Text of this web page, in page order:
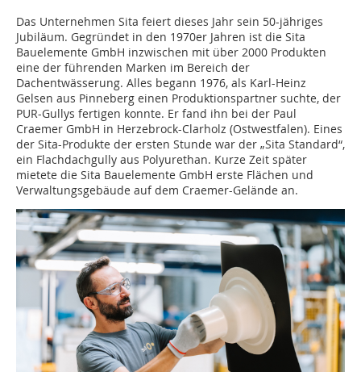
Das Unternehmen Sita feiert dieses Jahr sein 50-jähriges
Jubiläum. Gegründet in den 1970er Jahren ist die Sita
Bauelemente GmbH inzwischen mit über 2000 Produkten
eine der führenden Marken im Bereich der
Dachentwässerung. Alles begann 1976, als Karl-Heinz
Gelsen aus Pinneberg einen Produktionspartner suchte, der
PUR-Gullys fertigen konnte. Er fand ihn bei der Paul
Craemer GmbH in Herzebrock-Clarholz (Ostwestfalen). Eines
der Sita-Produkte der ersten Stunde war der „Sita Standard“,
ein Flachdachgully aus Polyurethan. Kurze Zeit später
mietete die Sita Bauelemente GmbH erste Flächen und
Verwaltungsgebäude auf dem Craemer-Gelände an.